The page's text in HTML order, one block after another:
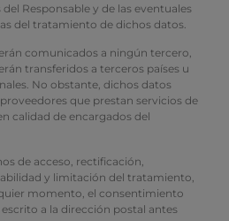
Responsable y de las eventuales
del tratamiento de dichos datos.
comunicados a ningún tercero,
transferidos a terceros países u
No obstante, dichos datos
que prestan servicios de
calidad de encargados del
de acceso, rectificación,
y limitación del tratamiento,
momento, el consentimiento
a la dirección postal antes